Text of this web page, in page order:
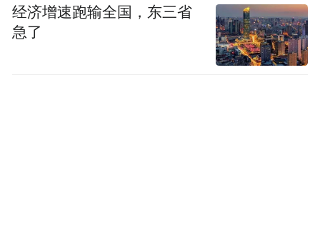
经济增速跑输全国，东三省
急了